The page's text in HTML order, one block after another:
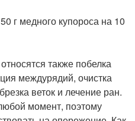
г медного купороса на 10
также побелка
междурядий, очистка
веток и лечение ран.
момент, поэтому